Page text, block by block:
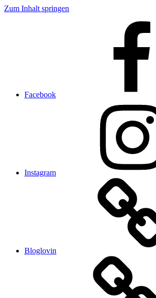
Zum Inhalt springen
Facebook
Instagram
Bloglovin